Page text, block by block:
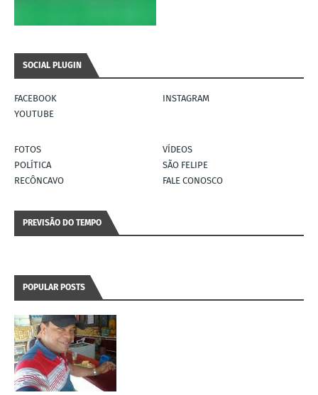
SOCIAL PLUGIN
FACEBOOK
INSTAGRAM
YOUTUBE
FOTOS
VÍDEOS
POLÍTICA
SÃO FELIPE
RECÔNCAVO
FALE CONOSCO
PREVISÃO DO TEMPO
POPULAR POSTS